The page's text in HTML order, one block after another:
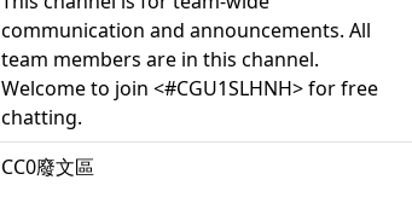
communication and announcements. All
team members are in this channel.
Welcome to join <#CGU1SLHNH> for free
chatting.
CC0廢文區